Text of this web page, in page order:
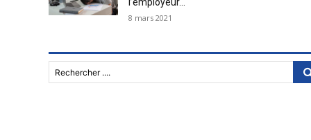
8 mars 2021
Rechercher ....